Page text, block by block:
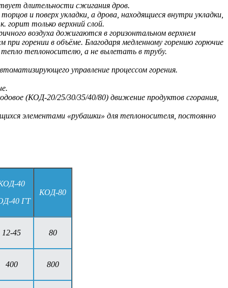
длительности сжигания дров.
и поверх укладки, а дрова, находящиеся внутри укладки,
горит только верхний слой.
воздуха дожигаются в горизонтальном верхнем
горении в объёме. Благодаря медленному горению горючие
теплоносителю, а не вылетать в трубу.
управление процессом горения.
(КОД-20/25/30/35/40/80) движение продуктов сгорания,
элементами «рубашки» для теплоносителя, постоянно
40
40 ГТ
КОД-80
12-45 80
400 800